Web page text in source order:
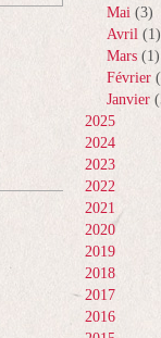
Mai (3)
Avril (1)
Mars (1)
Février
Janvier
2025
2024
2023
2022
2021
2020
2019
2018
2017
2016